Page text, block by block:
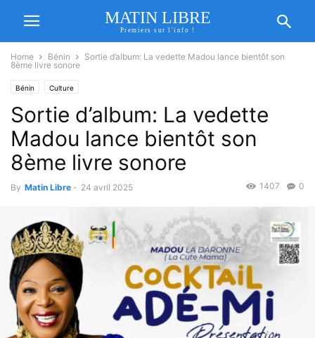
MATIN LIBRE
Premiers sur l'info !
Home Bénin
Sortie d’album: La vedette Madou lance bientôt son
8ème livre sonore
Bénin Culture
Sortie d’album: La vedette
Madou lance bientôt son
8ème livre sonore
By Matin Libre - 24 avril 2025 0
1407